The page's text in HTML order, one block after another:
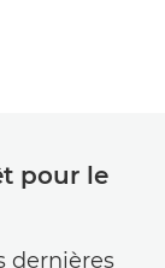
pour le
dernières